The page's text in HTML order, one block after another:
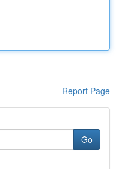
Report Page
Go